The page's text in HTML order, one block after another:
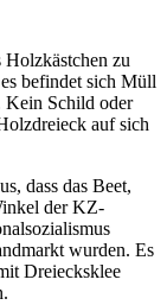
Holzkästchen zu
befindet sich Müll
Kein Schild oder
auf sich
dass das Beet,
der KZ-
wurden. Es
Dreiecksklee